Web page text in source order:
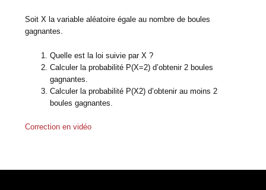
Soit X la variable aléatoire égale au nombre de boules
gagnantes.
Quelle est la loi suivie par X ?
Calculer la probabilité P(X=2) d’obtenir 2 boules
gagnantes.
Calculer la probabilité P(X2) d’obtenir au moins 2
boules gagnantes.
Correction en vidéo